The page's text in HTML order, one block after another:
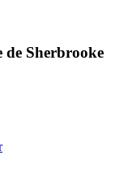
de Sherbrooke